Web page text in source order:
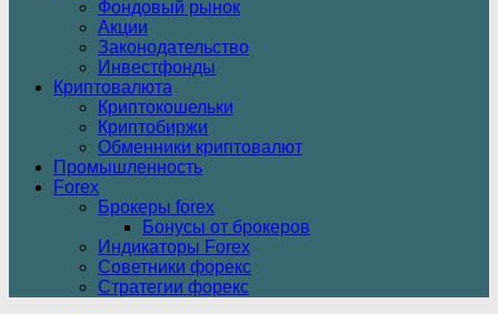
Фондовый рынок
Акции
Законодательство
Инвестфонды
Криптовалюта
Криптокошельки
Криптобиржи
Обменники криптовалют
Промышленность
Forex
Брокеры forex
Бонусы от брокеров
Индикаторы Forex
Советники форекс
Стратегии форекс